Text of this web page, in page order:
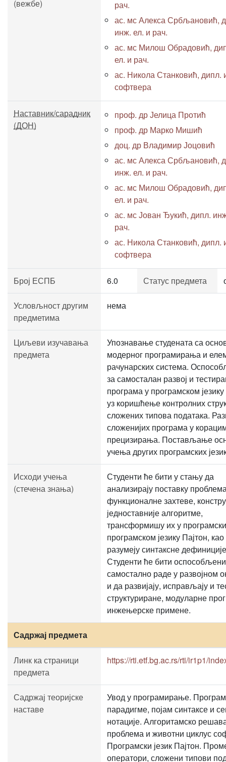
(вежбе)
рач.
ас. мс Алекса Србљановић,
инж. ел. и рач.
ас. мс Милош Обрадовић,
ел. и рач.
ас. Никола Станковић, дипл.
софтвера
Наставник/сарадник
(ДОН)
проф. др Јелица Протић
проф. др Марко Мишић
доц. др Владимир Јоцовић
ас. мс Алекса Србљановић,
инж. ел. и рач.
ас. мс Милош Обрадовић,
ел. и рач.
ас. мс Јован Ђукић, дипл.
рач.
ас. Никола Станковић, дипл.
софтвера
Број ЕСПБ 6.0 Статус предмета
Условљност другим
предметима
нема
Циљеви изучавања
предмета
Упознавање студената са
модерног програмирања и
рачунарских система.
за самосталан развој и
програма у програмском
уз коришћење контролних
сложених типова података.
сложенијих програма у
прецизирања. Постављање
учења других програмских
Исходи учења
(стечена знања)
Студенти ће бити у стању да
анализирају поставку
функционалне захтеве,
једноставније алгоритме,
трансформишу их у
програмском језику Пајтон,
разумеју синтаксне
Студенти ће бити
самостално раде у развојном
и да развијају, исправљају и
структуриране, модуларне
инжењерске примене.
Садржај предмета
Линк ка страници
предмета
https://rti.etf.bg.ac.rs/rti/ir1p1/
Садржај теоријске
наставе
Увод у програмирање.
парадигме, појам синтаксе и
нотације. Алгоритамско
проблема и животни циклус
Програмски језик Пајтон.
оператори, сложени типови